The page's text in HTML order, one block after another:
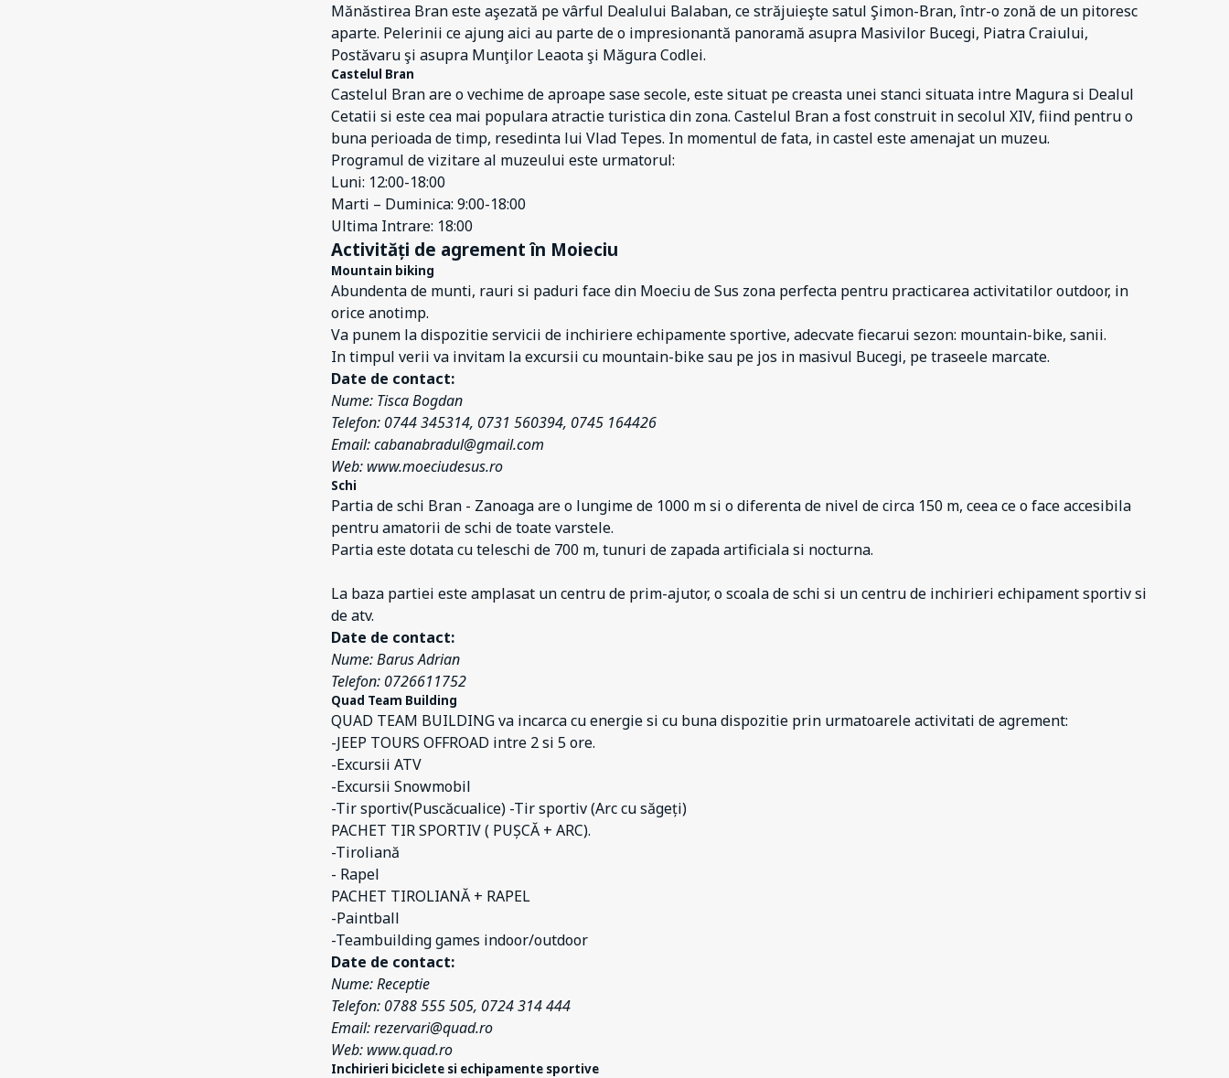
Mănăstirea Bran este aşezată pe vârful Dealului Balaban, ce străjuieşte satul Şimon-Bran, într-o zonă de un pitoresc
aparte. Pelerinii ce ajung aici au parte de o impresionantă panoramă asupra Masivilor Bucegi, Piatra Craiului,
Postăvaru şi asupra Munţilor Leaota şi Măgura Codlei.
Castelul Bran
Castelul Bran are o vechime de aproape sase secole, este situat pe creasta unei stanci situata intre Magura si Dealul
Cetatii si este cea mai populara atractie turistica din zona. Castelul Bran a fost construit in secolul XIV, fiind pentru o
buna perioada de timp, resedinta lui Vlad Tepes. In momentul de fata, in castel este amenajat un muzeu.
Programul de vizitare al muzeului este urmatorul:
Luni: 12:00-18:00
Marti – Duminica: 9:00-18:00
Ultima Intrare: 18:00
Activități de agrement în Moieciu
Mountain biking
Abundenta de munti, rauri si paduri face din Moeciu de Sus zona perfecta pentru practicarea activitatilor outdoor, in
orice anotimp.
Va punem la dispozitie servicii de inchiriere echipamente sportive, adecvate fiecarui sezon: mountain-bike, sanii.
In timpul verii va invitam la excursii cu mountain-bike sau pe jos in masivul Bucegi, pe traseele marcate.
Date de contact:
Nume: Tisca Bogdan
Telefon: 0744 345314, 0731 560394, 0745 164426
Email: cabanabradul@gmail.com
Web: www.moeciudesus.ro
Schi
Partia de schi Bran - Zanoaga are o lungime de 1000 m si o diferenta de nivel de circa 150 m, ceea ce o face accesibila
pentru amatorii de schi de toate varstele.
Partia este dotata cu teleschi de 700 m, tunuri de zapada artificiala si nocturna.
La baza partiei este amplasat un centru de prim-ajutor, o scoala de schi si un centru de inchirieri echipament sportiv si
de atv.
Date de contact:
Nume: Barus Adrian
Telefon: 0726611752
Quad Team Building
QUAD TEAM BUILDING va incarca cu energie si cu buna dispozitie prin urmatoarele activitati de agrement:
-JEEP TOURS OFFROAD intre 2 si 5 ore.
-Excursii ATV
-Excursii Snowmobil
-Tir sportiv(Puscăcualice) -Tir sportiv (Arc cu săgeți)
PACHET TIR SPORTIV ( PUȘCĂ + ARC).
-Tiroliană
- Rapel
PACHET TIROLIANĂ + RAPEL
-Paintball
-Teambuilding games indoor/outdoor
Date de contact:
Nume: Receptie
Telefon: 0788 555 505, 0724 314 444
Email: rezervari@quad.ro
Web: www.quad.ro
Inchirieri biciclete si echipamente sportive